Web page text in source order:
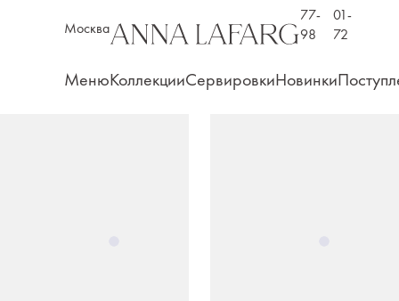
Москва
77-
98
01-
72
МенюКоллекцииСервировкиНовинки